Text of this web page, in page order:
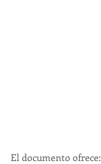
El documento ofrece: